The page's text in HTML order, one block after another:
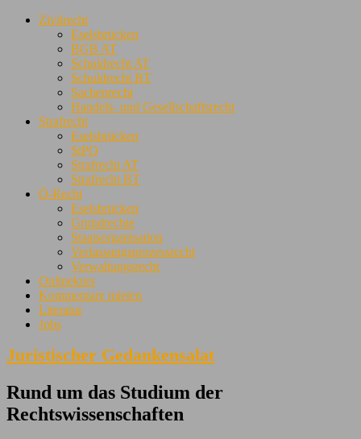
Zivilrecht
Eselsbrücken
BGB AT
Schuldrecht AT
Schuldrecht BT
Sachenrecht
Handels- und Gesellschaftsrecht
Strafrecht
Eselsbrücken
StPO
Strafrecht AT
Strafrecht BT
Ö-Recht
Eselsbrücken
Grundrechte
Staatsorganisation
Verfassungsprozessrecht
Verwaltungsrecht
Onlinekurs
Kommentare mieten
Literatur
Jobs
Juristischer Gedankensalat
Rund um das Studium der
Rechtswissenschaften